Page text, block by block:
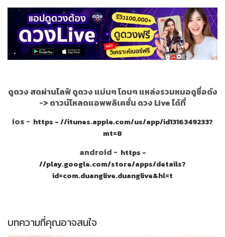
ดูดวง สดผ่านไลฟ์ ดูดวง แม่นๆ โดนๆ แหล่งรวมหมอดูชื่อดัง
-> ดาวน์โหลดแอพพลิเคชั่น ดวง Live ได้ที่
ios - https - //itunes.apple.com/us/app/id1316349233?
mt=8
android - https -
//play.google.com/store/apps/details?
id=com.duanglive.duanglive&hl=t
บทความที่คุณอาจสนใจ